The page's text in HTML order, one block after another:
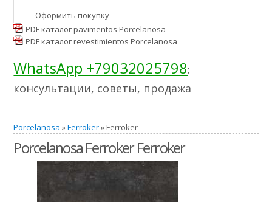
Оформить покупку
PDF каталог pavimentos Porcelanosa
PDF каталог revestimientos Porcelanosa
WhatsApp +79032025798:
консультации, советы, продажа
Porcelanosa »Ferroker» Ferroker
Porcelanosa Ferroker Ferroker